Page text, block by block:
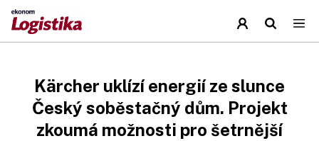
Kärcher uklízí energií ze slunce
Český soběstačný dům. Projekt
zkoumá možnosti pro šetrnější